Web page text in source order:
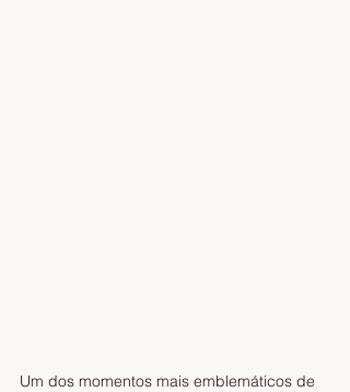
Um dos momentos mais emblemáticos de